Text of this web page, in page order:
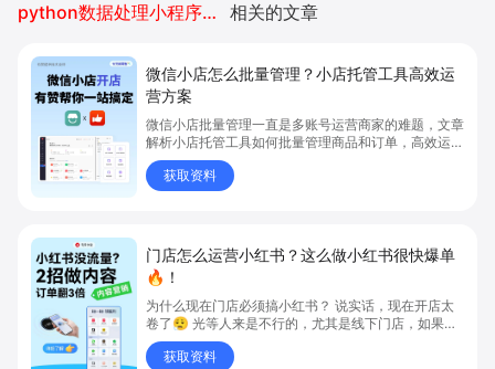
python数据处理小程序开发 相关的文章
微信小店怎么批量管理？小店托管工具高效运
营方案
微信小店批量管理一直是多账号运营商家的难题，文章
解析小店托管工具如何批量管理商品和订单，高效运营
多账号微信小店。通过智能同步、AI运营托管和丰富营
销玩法，全面提升门店管理效率。点击了解微信小店批
量管理、高效托管的实用方案！
获取资料
门店怎么运营小红书？这么做小红书很快爆单
🔥！
为什么现在门店必须搞小红书？ 说实话，现在开店太
卷了😮‍💨 光等人来是不行的，尤其是线下门店，如果你
还没开始做小红书，那真的就是“闭着眼放弃客流”🚪
💸 获取资料